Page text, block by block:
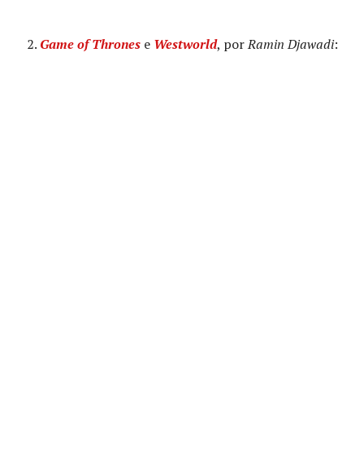
2. Game of Thronese Westworld, porRamin Djawadi: